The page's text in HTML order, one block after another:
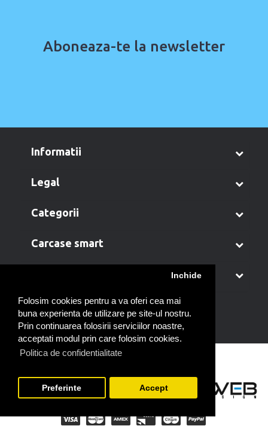
Folosim cookies pentru a va oferi cea mai
buna experienta de utilizare pe site-ul nostru.
Prin continuarea folosirii serviciilor noastre,
acceptati modul prin care folosim cookies.
Politica de confidentialitate
Inchide
Preferinte Accept
Aboneaza-te la newsletter
informatii
legal
categorii
carcase smart